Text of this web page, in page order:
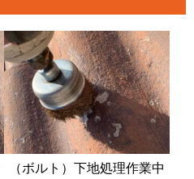
（ボルト）下地処理作業中